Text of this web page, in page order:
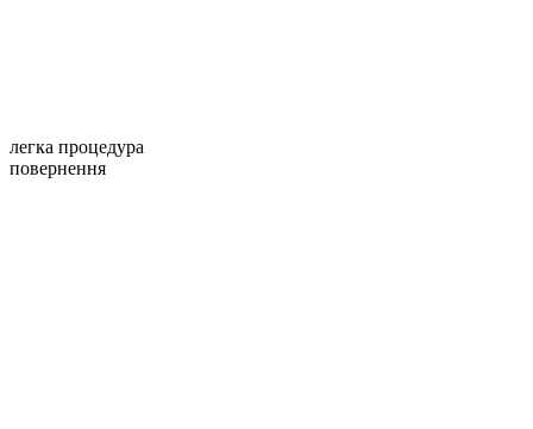
легка процедура
повернення